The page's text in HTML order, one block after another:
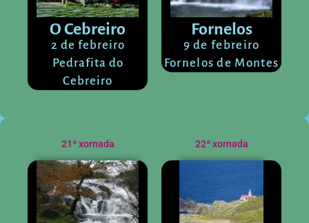
O Cebreiro
2 de febreiro
Pedrafita do
Cebreiro
Fornelos
9 de febreiro
Fornelos de Montes
21ª xornada 22ª xornada